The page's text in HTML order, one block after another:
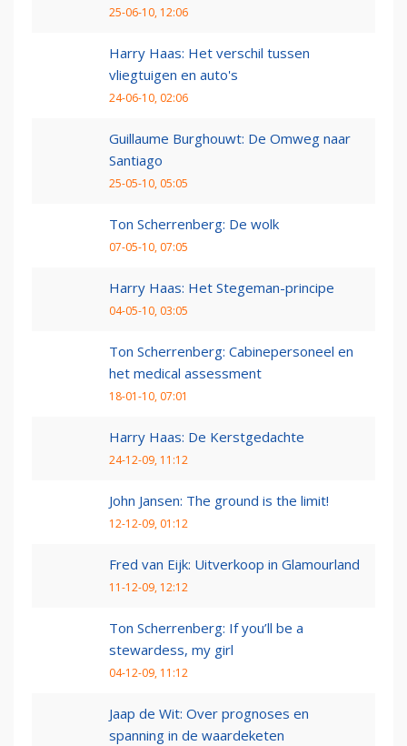
25-06-10, 12:06
Harry Haas: Het verschil tussen
vliegtuigen en auto's
24-06-10, 02:06
Guillaume Burghouwt: De Omweg naar
Santiago
25-05-10, 05:05
Ton Scherrenberg: De wolk
07-05-10, 07:05
Harry Haas: Het Stegeman-principe
04-05-10, 03:05
Ton Scherrenberg: Cabinepersoneel en
het medical assessment
18-01-10, 07:01
Harry Haas: De Kerstgedachte
24-12-09, 11:12
John Jansen: The ground is the limit!
12-12-09, 01:12
Fred van Eijk: Uitverkoop in Glamourland
11-12-09, 12:12
Ton Scherrenberg: If you’ll be a
stewardess, my girl
04-12-09, 11:12
Jaap de Wit: Over prognoses en
spanning in de waardeketen